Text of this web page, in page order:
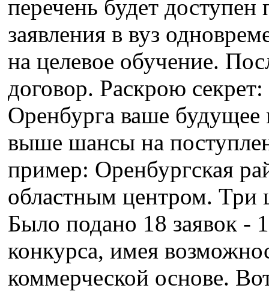
перечень будет
заявления в вуз
на целевое обучение.
договор. Раскрою
Оренбурга ваше будущее
выше шансы на
пример: Оренбургская
областным центром. Три
Было подано 18 заявок -
конкурса, имея
коммерческой основе.